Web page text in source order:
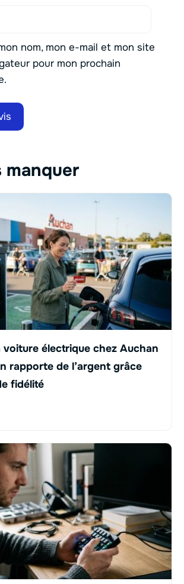
nom, mon e-mail et mon site
pour mon prochain
manquer
voiture électrique chez Auchan
rapporte de l’argent grâce
fidélité